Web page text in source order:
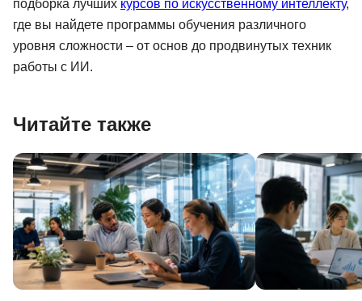
подборка лучших курсов по искусственному интеллекту,
где вы найдете программы обучения различного
уровня сложности – от основ до продвинутых техник
работы с ИИ.
Читайте также